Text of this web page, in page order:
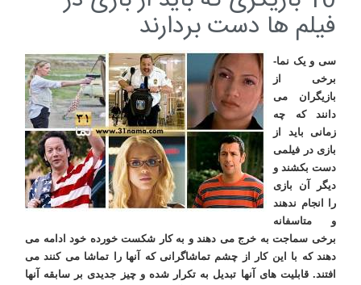
فیلم ها دست بردارند
سی و یک نما-
برخی از
بازیگران می
دانند که چه
زمانی باید از
بازی در فیلمی
دست بکشند و
دیگر آن بازی
را انجام ندهند
و متاسفانه
برخی سماجت به خرج می دهند و به کار شکست خورده خود ادامه می
دهند که با این کار از چشم تماشاگرانی که آنها را تماشا می کنند می
افتند. قابلیت های آنها تبدیل به تکرار شده و چیز جدیدی بر سابقه آنها